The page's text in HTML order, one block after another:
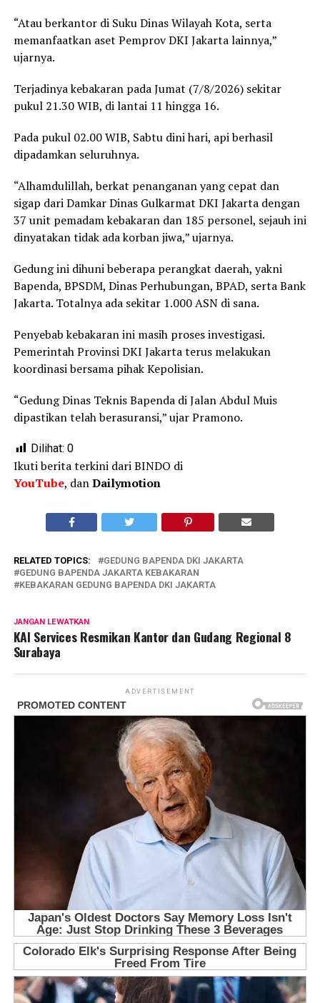
“Atau berkantor di Suku Dinas Wilayah Kota, serta
memanfaatkan aset Pemprov DKI Jakarta lainnya,”
ujarnya.
Terjadinya kebakaran pada Jumat (7/8/2026) sekitar
pukul 21.30 WIB, di lantai 11 hingga 16.
Pada pukul 02.00 WIB, Sabtu dini hari, api berhasil
dipadamkan seluruhnya.
“Alhamdulillah, berkat penanganan yang cepat dan
sigap dari Damkar Dinas Gulkarmat DKI Jakarta dengan
37 unit pemadam kebakaran dan 185 personel, sejauh ini
dinyatakan tidak ada korban jiwa,” ujarnya.
Gedung ini dihuni beberapa perangkat daerah, yakni
Bapenda, BPSDM, Dinas Perhubungan, BPAD, serta Bank
Jakarta. Totalnya ada sekitar 1.000 ASN di sana.
Penyebab kebakaran ini masih proses investigasi.
Pemerintah Provinsi DKI Jakarta terus melakukan
koordinasi bersama pihak Kepolisian.
“Gedung Dinas Teknis Bapenda di Jalan Abdul Muis
dipastikan telah berasuransi,” ujar Pramono.
Dilihat: 0
Ikuti berita terkini dari BINDO di
YouTube, danDailymotion
RELATED TOPICS:
GEDUNG BAPENDA DKI JAKARTA
GEDUNG BAPENDA JAKARTA KEBAKARAN
KEBAKARAN GEDUNG BAPENDA DKI JAKARTA
JANGAN LEWATKAN
KAI Services Resmikan Kantor dan Gudang Regional 8
Surabaya
ADVERTISEMENT